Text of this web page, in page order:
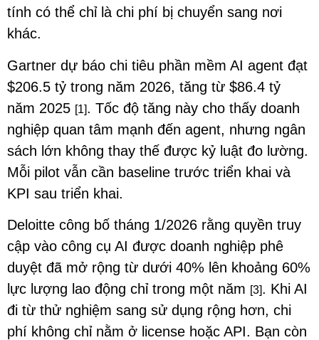
tính có thể chỉ là chi phí bị chuyển sang nơi
khác.
Gartner dự báo chi tiêu phần mềm AI agent đạt
$206.5 tỷ trong năm 2026, tăng từ $86.4 tỷ
năm 2025 [1]. Tốc độ tăng này cho thấy doanh
nghiệp quan tâm mạnh đến agent, nhưng ngân
sách lớn không thay thế được kỷ luật đo lường.
Mỗi pilot vẫn cần baseline trước triển khai và
KPI sau triển khai.
Deloitte công bố tháng 1/2026 rằng quyền truy
cập vào công cụ AI được doanh nghiệp phê
duyệt đã mở rộng từ dưới 40% lên khoảng 60%
lực lượng lao động chỉ trong một năm [3]. Khi AI
đi từ thử nghiệm sang sử dụng rộng hơn, chi
phí không chỉ nằm ở license hoặc API. Bạn còn